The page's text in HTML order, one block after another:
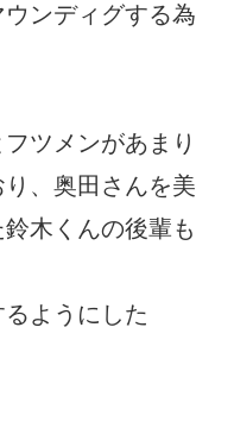
ンディグする為
ツメンがあまり
、奥田さんを美
木くんの後輩も
ようにした